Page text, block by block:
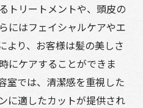
トリートメントや、頭皮の
にはフェイシャルケアやエ
より、お客様は髪の美しさ
にケアすることができま
室では、清潔感を重視した
に適したカットが提供され